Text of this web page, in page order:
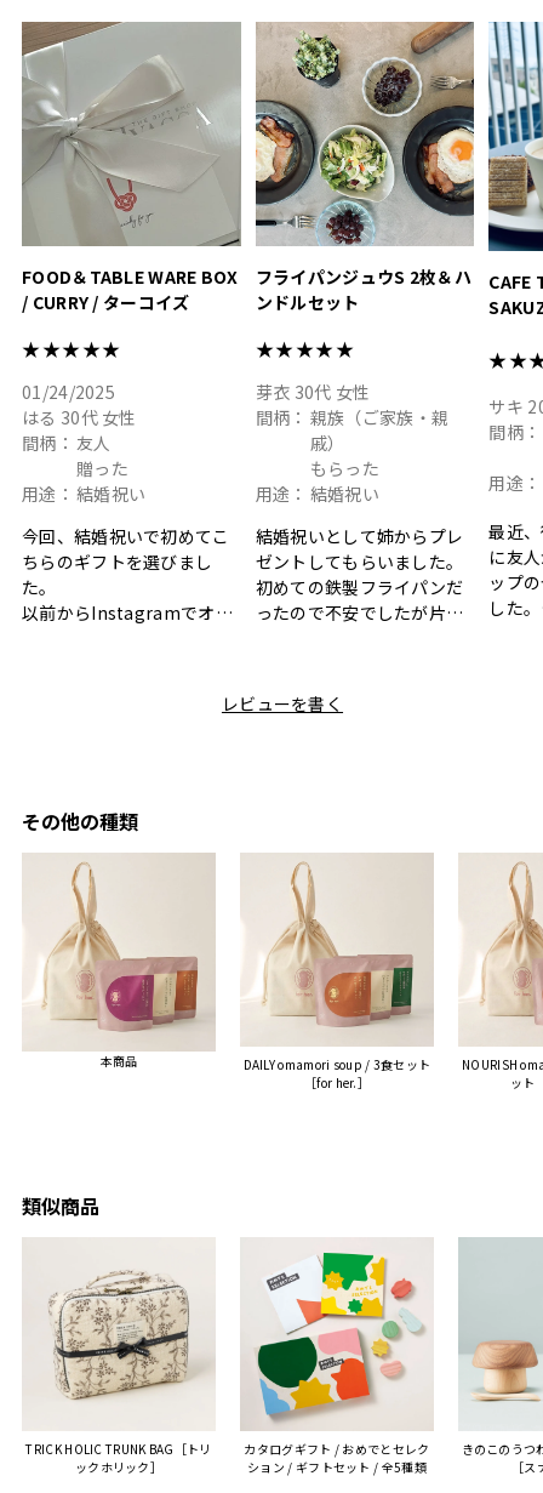
って嬉しい𖠚 ⡱
.
#hyacca #結婚祝い
素敵なギフトを
ありがとうございました
#hyacca #結婚祝い
#お祝い #プレゼント
真っ
いい
#結婚
淡色
結婚
色イ
FOOD＆TABLE WARE BOX
/ CURRY / ターコイズ
★★★★★
01/24/2025
はる 30代 女性
間柄： 友人
贈った
用途： 結婚祝い
今回、結婚祝いで初めてこ
ちらのギフトを選びまし
た。
以前からInstagramでオシ
と大好きなカレーのセット
ちらも大変気に入ったと写
った時は、HYACCAギフト
を選んでよかったし他の友
人にもお勧めしたいと感じ
ました。
また、こちら不注意でメー
ルアドレスを誤って入力し
困った際にも、迅速に回答
ければと思います。
フライパンジュウS 2枚＆ハ
ンドルセット
★★★★★
芽衣 30代 女性
間柄： 親族（ご家族・親
戚）
もらった
用途： 結婚祝い
結婚祝いとして姉からプレ
ゼントしてもらいました。
初めての鉄製フライパンだ
ったので不安でしたが片手
利です。洗い物も減って一
で、いい思い出になりまし
CAFE
サキ
間柄：
用途：
最近
に友
ップ
した。
ヒー
す。
レビューを書く
その他の種類
本商品
DAILY omamori soup / 3食セット
［for her.］
NOURISH
ット
類似商品
TRICK HOLIC TRUNK BAG［トリ
ックホリック］
カタログギフト / おめでとセレク
ション / ギフトセット / 全5種類
きのこのうつ
［